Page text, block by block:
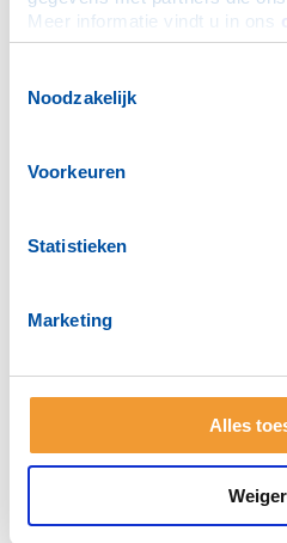
Meer informatie vindt u in ons
Noodzakelijk
Voorkeuren
Statistieken
Marketing
Alles